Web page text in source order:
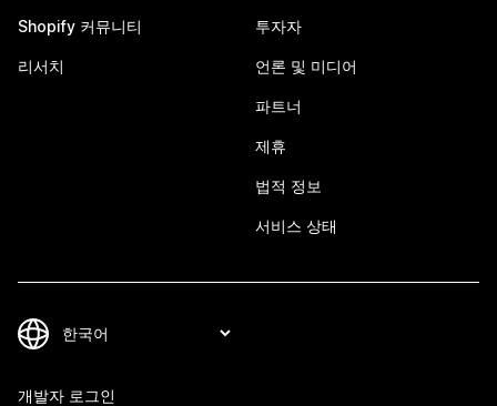
Shopify 커뮤니티
리서치
투자자
언론 및 미디어
파트너
제휴
법적 정보
서비스 상태
개발자 로그인